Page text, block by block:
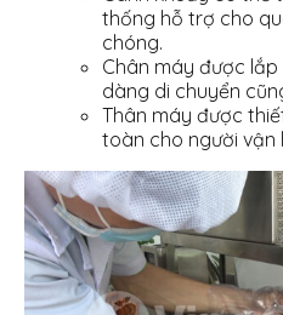
thống hỗ trợ cho
chóng.
Chân máy được
dàng di chuyển
Thân máy được
toàn cho người vận